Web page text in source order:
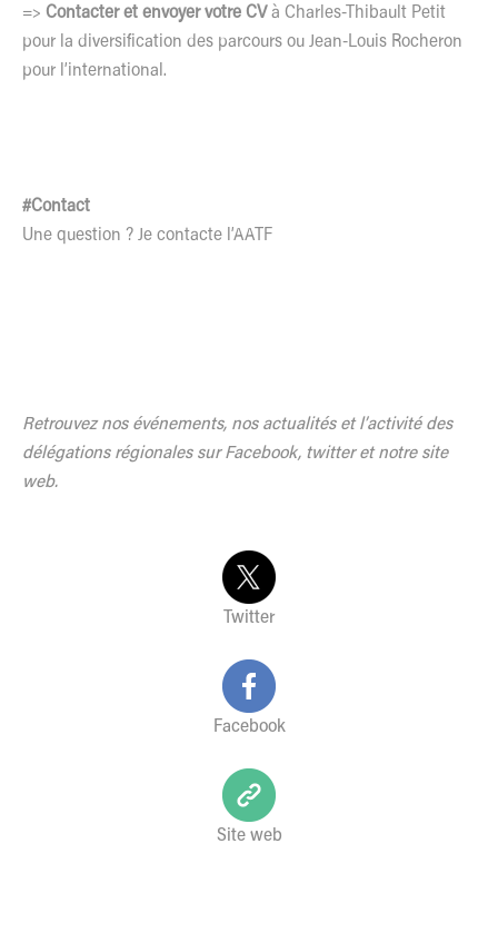
=> Contacter et envoyer votre CVà Charles-Thibault Petit
pour la diversification des parcours ou Jean-Louis Rocheron
pour l’international.
#Contact
Une question ? Je contacte l’AATF
Retrouvez nos événements, nos actualités et l’activité des
délégations régionales sur Facebook, twitter et notre site
web.
Twitter
Facebook
Site web